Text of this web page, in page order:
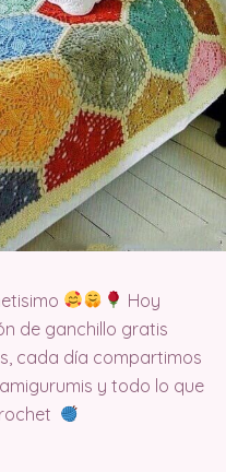
Hoy
de ganchillo gratis
cada día compartimos
y todo lo que